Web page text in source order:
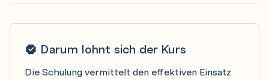
Darum lohnt sich der Kurs
Die Schulung vermittelt den effektiven Einsatz